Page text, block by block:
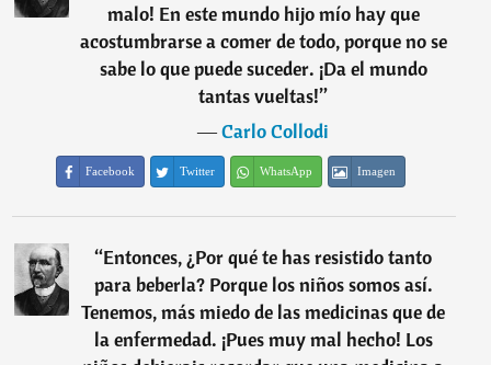
malo! En este mundo hijo mío hay que
acostumbrarse a comer de todo, porque no se
sabe lo que puede suceder. ¡Da el mundo
tantas vueltas!”
―Carlo Collodi
Facebook Twitter WhatsApp Imagen
“Entonces, ¿Por qué te has resistido tanto
para beberla? Porque los niños somos así.
Tenemos, más miedo de las medicinas que de
la enfermedad. ¡Pues muy mal hecho! Los